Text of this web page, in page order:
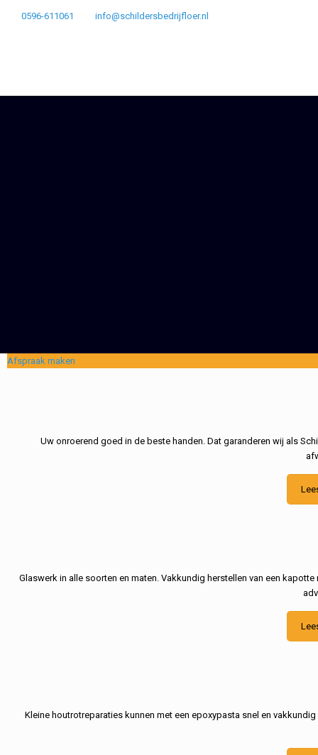
0596-611061 info@schildersbedrijfloer.nl
Afspraak maken
Uw onroerend goed in de beste handen. Dat garanderen wij als
Glaswerk in alle soorten en maten. Vakkundig herstellen van een
Kleine houtrotreparaties kunnen met een epoxypasta snel en